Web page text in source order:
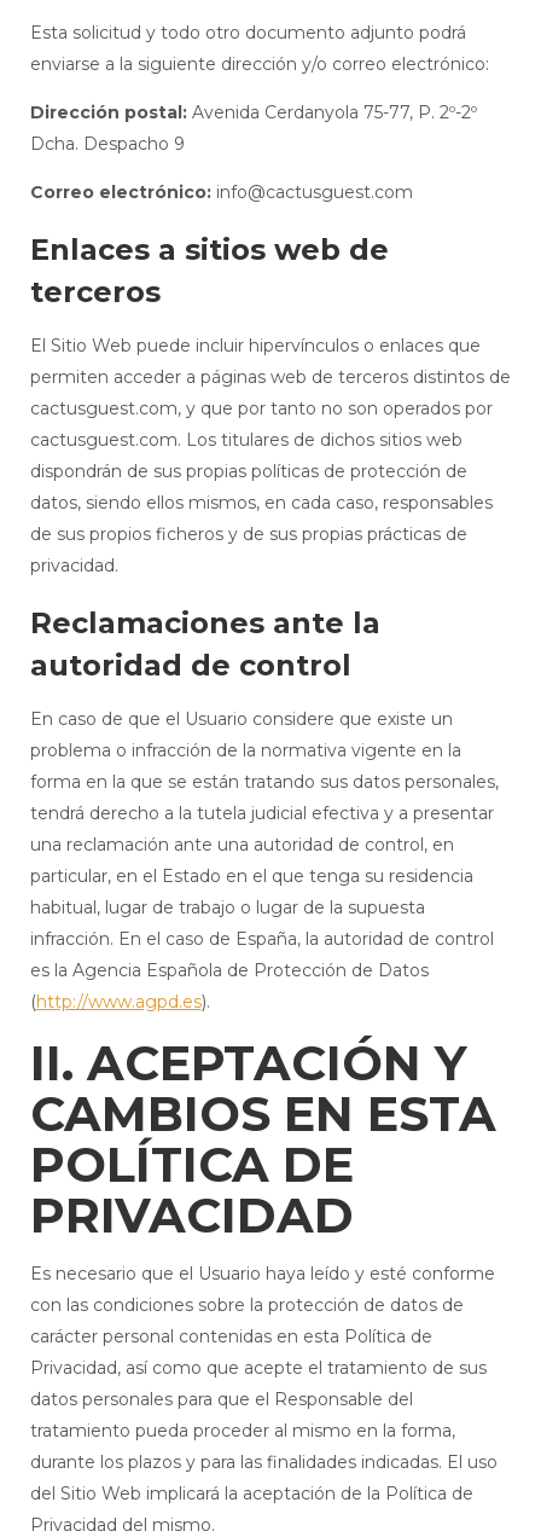
Esta solicitud y todo otro documento adjunto podrá
enviarse a la siguiente dirección y/o correo electrónico:
Dirección postal: Avenida Cerdanyola 75-77, P. 2º-2º
Dcha. Despacho 9
Correo electrónico: info@cactusguest.com
Enlaces a sitios web de
terceros
El Sitio Web puede incluir hipervínculos o enlaces que
permiten acceder a páginas web de terceros distintos de
cactusguest.com, y que por tanto no son operados por
cactusguest.com. Los titulares de dichos sitios web
dispondrán de sus propias políticas de protección de
datos, siendo ellos mismos, en cada caso, responsables
de sus propios ficheros y de sus propias prácticas de
privacidad.
Reclamaciones ante la
autoridad de control
En caso de que el Usuario considere que existe un
problema o infracción de la normativa vigente en la
forma en la que se están tratando sus datos personales,
tendrá derecho a la tutela judicial efectiva y a presentar
una reclamación ante una autoridad de control, en
particular, en el Estado en el que tenga su residencia
habitual, lugar de trabajo o lugar de la supuesta
infracción. En el caso de España, la autoridad de control
es la Agencia Española de Protección de Datos
(http://www.agpd.es).
II. ACEPTACIÓN Y
CAMBIOS EN ESTA
POLÍTICA DE
PRIVACIDAD
Es necesario que el Usuario haya leído y esté conforme
con las condiciones sobre la protección de datos de
carácter personal contenidas en esta Política de
Privacidad, así como que acepte el tratamiento de sus
datos personales para que el Responsable del
tratamiento pueda proceder al mismo en la forma,
durante los plazos y para las finalidades indicadas. El uso
del Sitio Web implicará la aceptación de la Política de
Privacidad del mismo.